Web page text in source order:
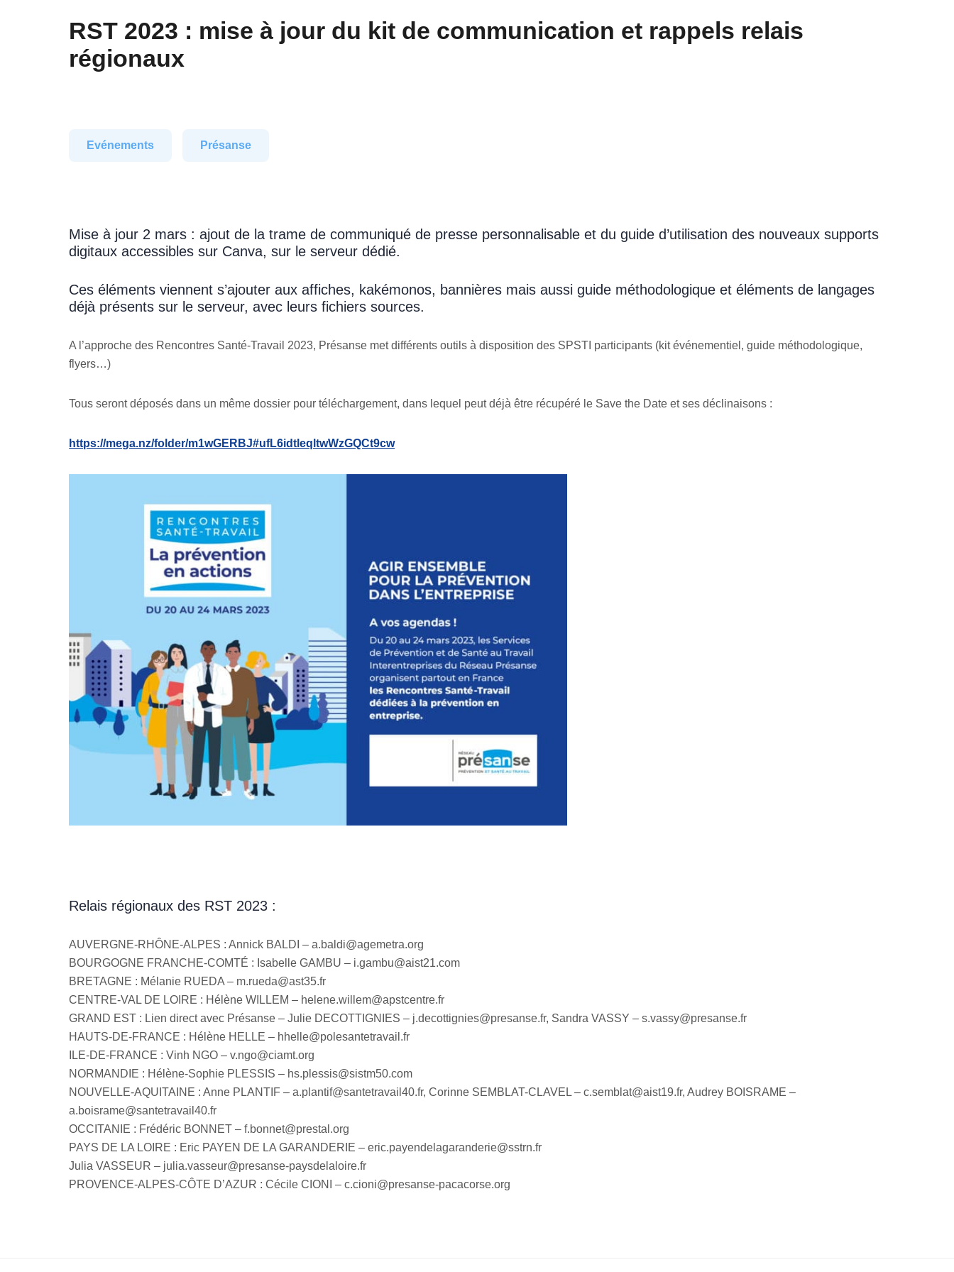
RST 2023 : mise à jour du kit de communication et rappels relais
régionaux
Evénements Présanse
Mise à jour 2 mars : ajout de la trame de communiqué de presse personnalisable et du guide d’utilisation des nouveaux supports
digitaux accessibles sur Canva, sur le serveur dédié.
Ces éléments viennent s’ajouter aux affiches, kakémonos, bannières mais aussi guide méthodologique et éléments de langages
déjà présents sur le serveur, avec leurs fichiers sources.
A l’approche des Rencontres Santé-Travail 2023, Présanse met différents outils à disposition des SPSTI participants (kit événementiel, guide méthodologique,
flyers…)
Tous seront déposés dans un même dossier pour téléchargement, dans lequel peut déjà être récupéré le Save the Date et ses déclinaisons :
https://mega.nz/folder/m1wGERBJ#ufL6idtleqltwWzGQCt9cw
Relais régionaux des RST 2023 :
AUVERGNE-RHÔNE-ALPES : Annick BALDI – a.baldi@agemetra.org
BOURGOGNE FRANCHE-COMTÉ : Isabelle GAMBU – i.gambu@aist21.com
BRETAGNE : Mélanie RUEDA – m.rueda@ast35.fr
CENTRE-VAL DE LOIRE : Hélène WILLEM – helene.willem@apstcentre.fr
GRAND EST : Lien direct avec Présanse – Julie DECOTTIGNIES – j.decottignies@presanse.fr, Sandra VASSY – s.vassy@presanse.fr
HAUTS-DE-FRANCE : Hélène HELLE – hhelle@polesantetravail.fr
ILE-DE-FRANCE : Vinh NGO – v.ngo@ciamt.org
NORMANDIE : Hélène-Sophie PLESSIS – hs.plessis@sistm50.com
NOUVELLE-AQUITAINE : Anne PLANTIF – a.plantif@santetravail40.fr, Corinne SEMBLAT-CLAVEL – c.semblat@aist19.fr, Audrey BOISRAME –
a.boisrame@santetravail40.fr
OCCITANIE : Frédéric BONNET – f.bonnet@prestal.org
PAYS DE LA LOIRE : Eric PAYEN DE LA GARANDERIE – eric.payendelagaranderie@sstrn.fr
Julia VASSEUR – julia.vasseur@presanse-paysdelaloire.fr
PROVENCE-ALPES-CÔTE D’AZUR : Cécile CIONI – c.cioni@presanse-pacacorse.org